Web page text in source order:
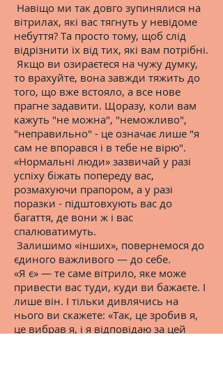
Навіщо ми так довго зупинялися на
вітрилах, які вас тягнуть у невідоме
небуття? Та просто тому, щоб слід
відрізнити їх від тих, які вам потрібні.
Якщо ви озираєтеся на чужу думку,
то врахуйте, вона завжди тяжить до
того, що вже встояло, а все нове
прагне задавити. Щоразу, коли вам
кажуть "не можна", "неможливо",
"неправильно" - це означає лише "я
сам не впорався і в тебе не вірю".
«Нормальні люди» зазвичай у разі
успіху біжать попереду вас,
розмахуючи прапором, а у разі
поразки - підштовхують вас до
багаття, де вони ж і вас
спалюватимуть.
Залишимо «інших», повернемося до
єдиного важливого — до себе.
«Я є» — те саме вітрило, яке може
привести вас туди, куди ви бажаєте. І
лише він. І тільки дивлячись на
нього ви скажете: «Так, це зробив я,
це вибрав я, і я відповідаю за цей